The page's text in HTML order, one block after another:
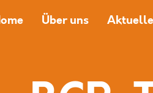
Über uns